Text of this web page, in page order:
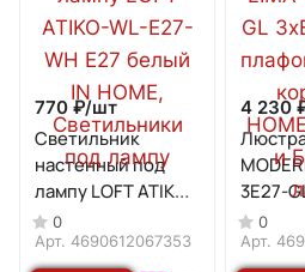
770 ₽/шт
Светильник
настенный под
лампу LOFT ATIKO-
WL-E27-WH Е27
белый IN HOME
0
Арт. 4690612067353
4 230
3E27-
белый
0
Арт.